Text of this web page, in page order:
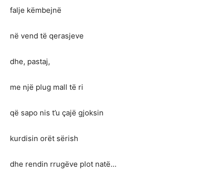
falje këmbejnë
në vend të qerasjeve
dhe, pastaj,
me një plug mall të ri
që sapo nis t’u çajë gjoksin
kurdisin orët sërish
dhe rendin rrugëve plot natë…